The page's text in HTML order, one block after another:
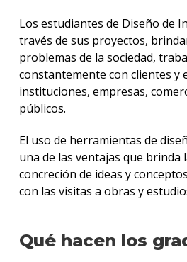
Los estudiantes de Diseño de
través de sus proyectos,
problemas de la sociedad,
constantemente con clientes y
instituciones, empresas,
públicos.
El uso de herramientas de
una de las ventajas que brinda
concreción de ideas y
con las visitas a obras y
Qué hacen los